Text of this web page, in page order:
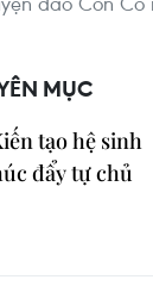
MỤC
tạo hệ sinh
đẩy tự chủ